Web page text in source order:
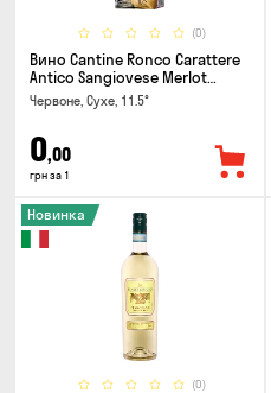
(0)
Вино Cantine Ronco Carattere
Antico Sangiovese Merlot
Rubicone IGT 1л
Червоне, Сухе, 11.5°
0,00
грн за 1
(0)
Новинка